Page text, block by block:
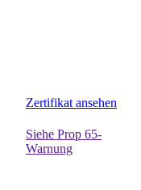
Zertifikat ansehen
Siehe Prop 65-
Warnung